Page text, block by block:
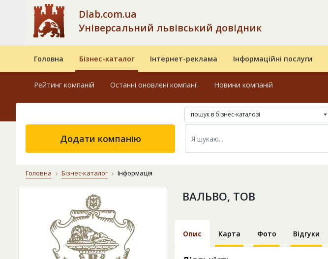
Dlab.com.ua
Універсальний львівський довідник
Головна Бізнес-каталог Інтернет-реклама Інформаційні послуги
Рейтинг компаній Останні оновлені компанії Новини компаній
пошук в бізнес-каталозі
Додати компанію
Головна Бізнес-каталог Інформація
ВАЛЬВО, ТОВ
Опис Карта Фото Відгуки